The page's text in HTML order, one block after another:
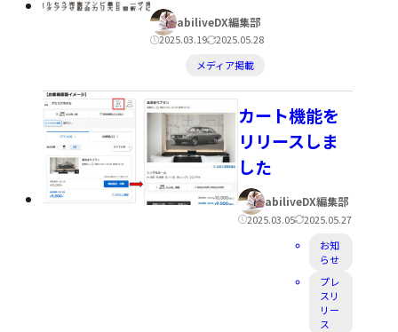
著
者:
abiliveDX編集部
公
日:
2025.03.19更
新
日:
2025.05.28
テ
ゴ
リ
ー:
メディア掲載
カート機能を
リリースしま
した
著
者:
abiliveDX編集部
公2025.03.05更
新
2025.05.27
お知
らせ
プレ
スリ
リー
ス